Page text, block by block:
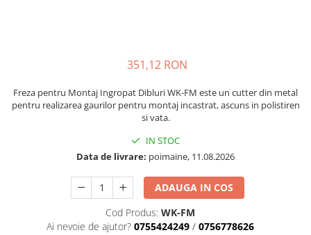
Polistiren Expandat & Extrudat
Finisaje
Garnituri Adezive Uși Ferestre
Șuruburi Gips Carton
351,12 RON
Freza pentru Montaj Ingropat Dibluri WK-FM este un cutter din metal
pentru realizarea gaurilor pentru montaj incastrat, ascuns in polistiren
si vata.
IN STOC
Data de livrare: poimaine, 11.08.2026
ADAUGA IN COS
Cod Produs: WK-FM
Ai nevoie de ajutor? 0755424249 / 0756778626